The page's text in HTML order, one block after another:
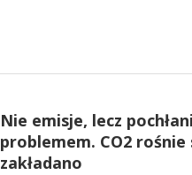
Nie emisje, lecz
problemem. CO2 rośnie
zakładano